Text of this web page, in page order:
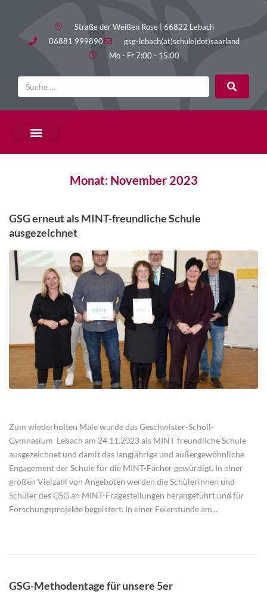
Straße der Weißen Rose | 66822 Lebach
06881 999890
gsg-lebach(at)schule(dot)saarland
Mo - Fr 7:00 - 15:00
Monat: November 2023
GSG erneut als MINT-freundliche Schule
ausgezeichnet
Zum wiederholten Male wurde das Geschwister-Scholl-
Gymnasium Lebach am 24.11.2023 als MINT-freundliche Schule
ausgezeichnet und damit das langjährige und außergewöhnliche
Engagement der Schule für die MINT-Fächer gewürdigt. In einer
großen Vielzahl von Angeboten werden die Schülerinnen und
Schüler des GSG an MINT-Fragestellungen herangeführt und für
Forschungsprojekte begeistert. In einer Feierstunde am...
GSG-Methodentage für unsere 5er